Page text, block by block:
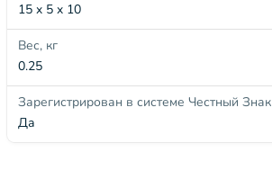
15 x 5 x 10
Вес, кг
0.25
Зарегистрирован в системе Честный Знак
Да